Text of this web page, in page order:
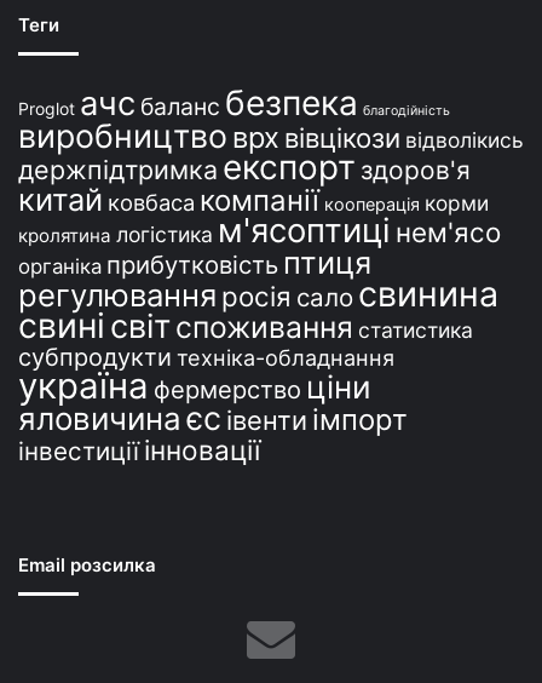
ї
Теги
Proglot ачс баланс безпека благодійність
виробництво врх вівцікози відволікись
держпідтримка експорт здоров'я
китай ковбаса компанії кооперація корми
кролятина логістика м'ясоптиці нем'ясо
органіка прибутковість птиця
регулювання росія сало свинина
свині світспоживання статистика
субпродукти техніка-обладнання
україна фермерство ціни
яловичинаєс івенти імпорт
інвестиції інновації
Email розсилка